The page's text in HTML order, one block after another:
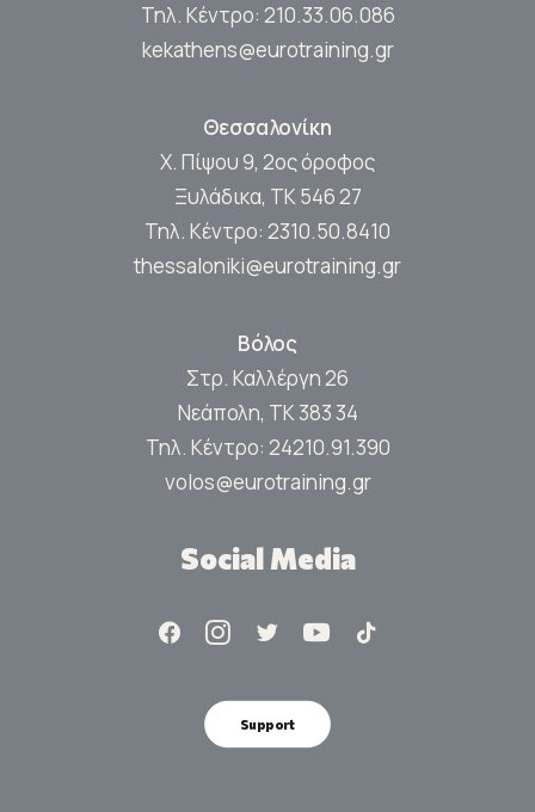
Τηλ. Κέντρο: 210.33.06.086
kekathens@eurotraining.gr
Θεσσαλονίκη
Χ. Πίψου 9, 2ος όροφος
Ξυλάδικα, ΤΚ 546 27
Τηλ. Κέντρο: 2310.50.8410
thessaloniki@eurotraining.gr
Βόλος
Στρ. Καλλέργη 26
Νεάπολη, ΤΚ 383 34
Τηλ. Κέντρο: 24210.91.390
volos@eurotraining.gr
Social Media
Support